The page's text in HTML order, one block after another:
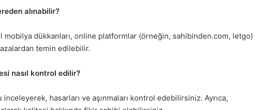
alınabilir?
mobilya dükkanları, online platformlar (örneğin, sahibinden.com, letgo)
temin edilebilir.
nasıl kontrol edilir?
hasarları ve aşınmaları kontrol edebilirsiniz. Ayrıca,